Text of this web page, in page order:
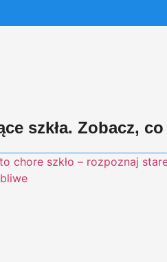
szkła. Zobacz, co